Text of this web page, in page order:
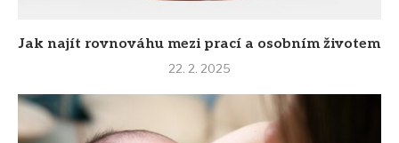
Jak najít rovnováhu mezi prací a osobním životem
22. 2. 2025